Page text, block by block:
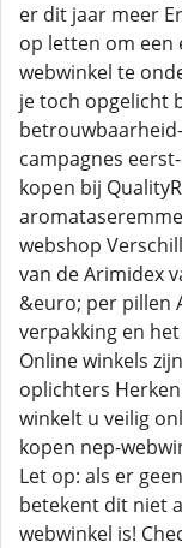
er dit jaar meer
op letten om een
webwinkel te
je toch opgelicht
campagnes
kopen bij
webshop
van de Arimidex
&euro; per pillen
verpakking en
Online winkels
oplichters
winkelt u veilig
kopen nep-
Let op: als er
betekent dit niet
webwinkel is!